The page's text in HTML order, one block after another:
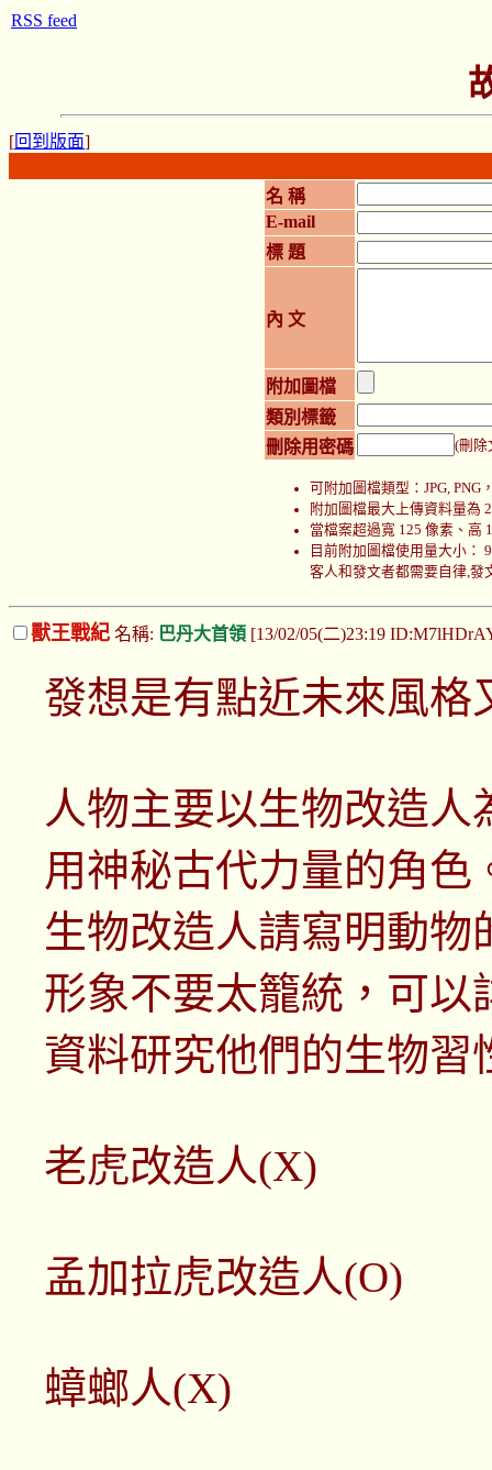
[回到版面]
名 稱
E-mail
標 題
內 文
附加圖檔
類別標籤
刪除用密碼
(刪除
可附加圖檔類型：JPG, PNG
附加圖檔最大上傳資料量為
當檔案超過寬 125 像素、高
目前附加圖檔使用量大小：
客人和發文者都需要自律,發
獸王戰紀 名稱: 巴丹大首領 [13/02/05(二)23:19
發想是有點近未來風格
人物主要以生物改造
用神秘古代力量的角色
生物改造人請寫明動
形象不要太籠統，可以
資料研究他們的生物習
老虎改造人(X)
孟加拉虎改造人(O)
蟑螂人(X)
RSS feed